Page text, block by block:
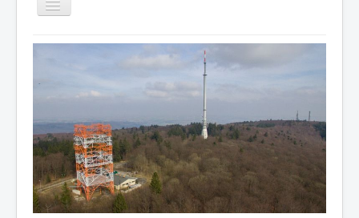
Navigation
an/aus
Start
Webcam & Wetter
Galerie
Mitglied werden
Historie
Know-How